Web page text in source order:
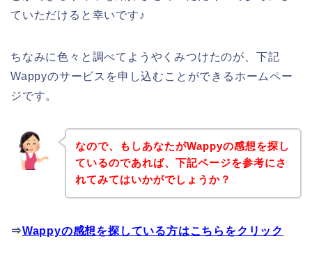
ていただけると幸いです♪
ちなみに色々と調べてようやくみつけたのが、下記
Wappyのサービスを申し込むことができるホームペー
ジです。
なので、もしあなたがWappyの感想を探し
ているのであれば、下記ページを参考にさ
れてみてはいかがでしょうか？
⇒Wappyの感想を探している方はこちらをクリック